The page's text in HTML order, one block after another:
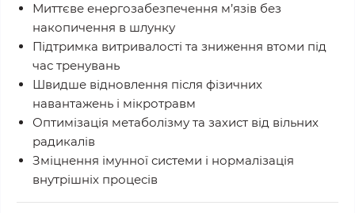
Миттєве енергозабезпечення м’язів без
накопичення в шлунку
Підтримка витривалості та зниження втоми під
час тренувань
Швидше відновлення після фізичних
навантажень і мікротравм
Оптимізація метаболізму та захист від вільних
радикалів
Зміцнення імунної системи і нормалізація
внутрішніх процесів